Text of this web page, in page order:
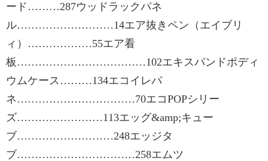
ード………287ウッドラックパネ
ル………………………14エア抜きペン（エイブリ
ィ）………………55エア看
板………………………………102エキスパンドポディ
ウムケース………134エコイレパ
ネ……………………………70エコPOPシリー
ズ……………………113エッグ&amp;キュー
ブ………………………248エッジタ
ブ……………………………258エムツ